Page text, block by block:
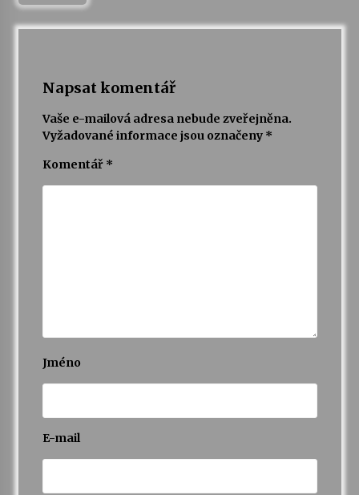
Napsat komentář
Vaše e-mailová adresa nebude zveřejněna.
Vyžadované informace jsou označeny *
Komentář *
Jméno
E-mail